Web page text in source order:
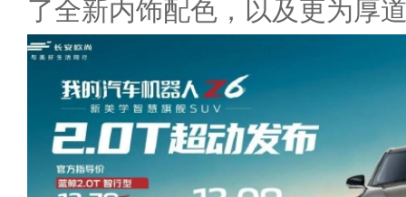
了全新内饰配色，以及更为厚